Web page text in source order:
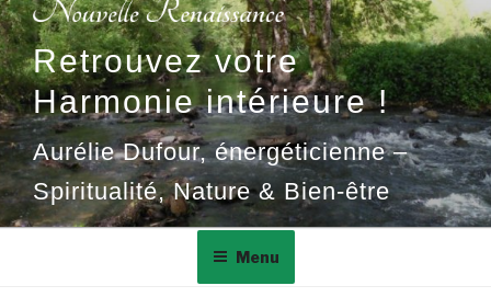
Retrouvez votre
Harmonie intérieure !
Aurélie Dufour, énergéticienne –
Spiritualité, Nature & Bien-être
Menu